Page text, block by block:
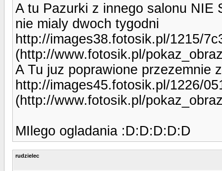
A tu Pazurki z innego salonu NIE
nie mialy dwoch tygodni
http://images38.fotosik.pl/1215/
(http://www.fotosik.pl/
A Tu juz poprawione przezemnie
http://images45.fotosik.pl/1226/
(http://www.fotosik.pl/
MIlego ogladania :D:D:D:D:D
rudzielec